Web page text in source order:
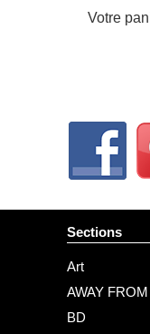
Votre
Sections
Art
AWAY
BD